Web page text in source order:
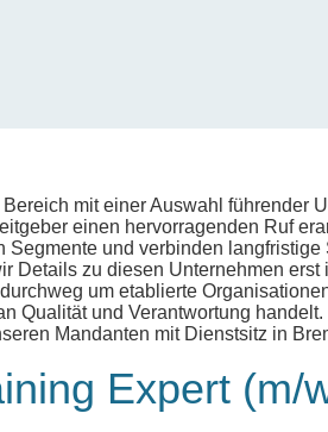
mit einer Auswahl führender
einen hervorragenden Ruf
und verbinden
Details zu diesen Unternehmen
um etablierte
Qualität und Verantwortung handelt.
Mandanten mit Dienstsitz in
Expert (m/